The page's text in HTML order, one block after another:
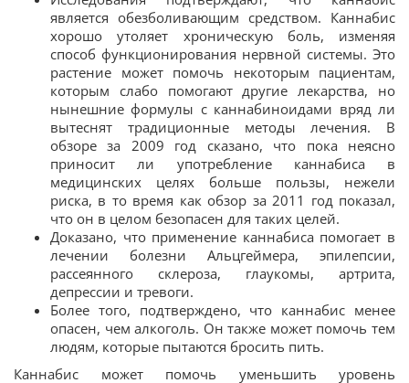
является обезболивающим средством. Каннабис
хорошо утоляет хроническую боль, изменяя
способ функционирования нервной системы. Это
растение может помочь некоторым пациентам,
которым слабо помогают другие лекарства, но
нынешние формулы с каннабиноидами вряд ли
вытеснят традиционные методы лечения. В
обзоре за 2009 год сказано, что пока неясно
приносит ли употребление каннабиса в
медицинских целях больше пользы, нежели
риска, в то время как обзор за 2011 год показал,
что он в целом безопасен для таких целей.
Доказано, что применение каннабиса помогает в
лечении болезни Альцгеймера, эпилепсии,
рассеянного склероза, глаукомы, артрита,
депрессии и тревоги.
Более того, подтверждено, что каннабис менее
опасен, чем алкоголь. Он также может помочь тем
людям, которые пытаются бросить пить.
Каннабис может помочь уменьшить уровень